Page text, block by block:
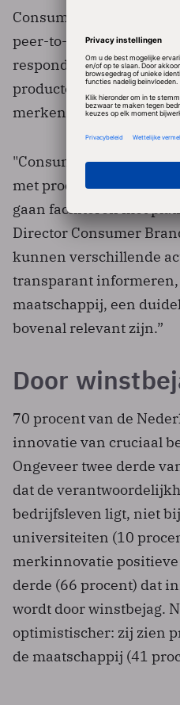
Consumenten
peer-to-peer-
respondenten geeft
producten en diensten
merken meer die peer-
"Consumenten baseren
met productinnovaties
gaan faciliteren met
Director Consumer
kunnen verschillende
transparant informeren,
maatschappij, een
bovenal relevant zijn.”
Door
70 procent van de
innovatie van cruciaal
Ongeveer twee derde
dat de
bedrijfsleven ligt, niet
universiteiten (10
merkinnovatie positieve
derde (66 procent) dat
wordt door winstbejag.
optimistischer: zij zien
de maatschappij (41